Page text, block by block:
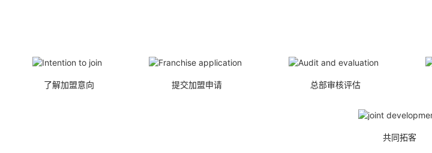
了解加盟意向 提交加盟申请 总部审核评估
共同拓客